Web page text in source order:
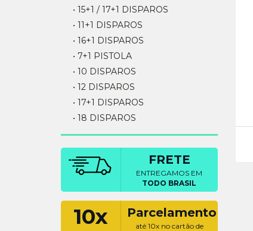
• 15+1 / 17+1 DISPAROS
• 11+1 DISPAROS
• 16+1 DISPAROS
• 7+1 PISTOLA
• 10 DISPAROS
• 12 DISPAROS
• 17+1 DISPAROS
• 18 DISPAROS
FRETE
ENTREGAMOS EM
TODO BRASIL
10x Parcelamento
até 10x no cartão de